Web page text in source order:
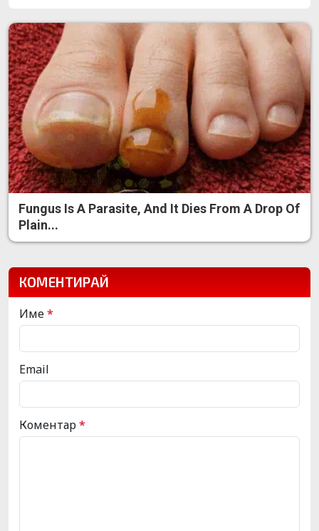
Fungus Is A Parasite, And It Dies From A Drop Of
Plain...
КОМЕНТИРАЙ
Име*
Email
Коментар*